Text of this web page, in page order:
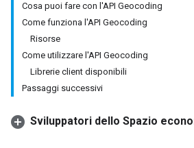
Cosa puoi fare con l'API Geocoding
Come funziona l'API Geocoding
Risorse
Come utilizzare l'API Geocoding
Librerie client disponibili
Passaggi successivi
Sviluppatori dello Spazio